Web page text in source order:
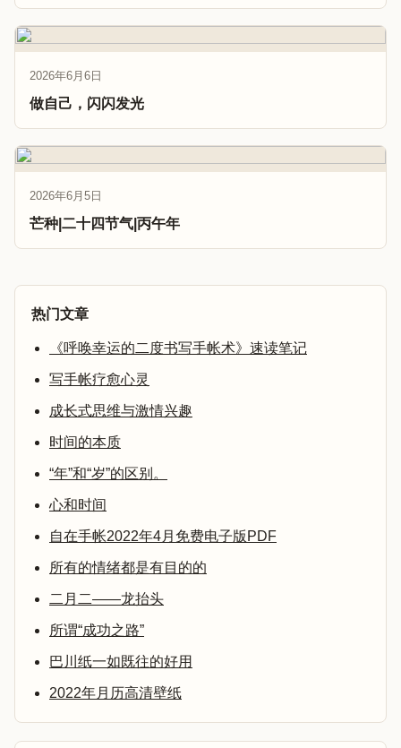
2026年6月6日
做自己，闪闪发光
2026年6月5日
芒种|二十四节气|丙午年
热门文章
《呼唤幸运的二度书写手帐术》速读笔记
写手帐疗愈心灵
成长式思维与激情兴趣
时间的本质
“年”和“岁”的区别。
心和时间
自在手帐2022年4月免费电子版PDF
所有的情绪都是有目的的
二月二——龙抬头
所谓“成功之路”
巴川纸一如既往的好用
2022年月历高清壁纸